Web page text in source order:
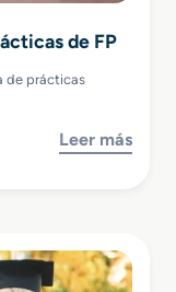
de FP
de prácticas
Leer más